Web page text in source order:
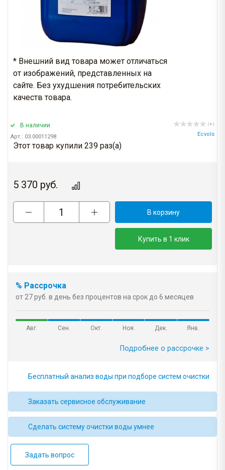
* Внешний вид товара может отличаться
от изображений, представленных на
сайте. Без ухудшения потребительских
качеств товара.
В наличии
Арт.: 03.00011298
( 0 )
Ecvols
Этот товар купили 239 раз(a)
5 370 руб.
В корзину
Купить в 1 клик
% Рассрочка
от 27 руб. в день без процентов на срок до 6 месяцев
Авг. Сен. Окт. Ноя. Дек. Янв.
Подробнее о рассрочке >
Бесплатный анализ воды при подборе систем очистки
Заказать сервисное обслуживание
Сделать систему очистки воды умнее
Задать вопрос